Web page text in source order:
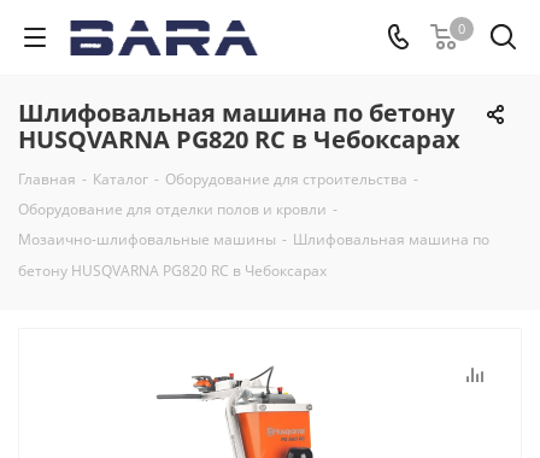
0
Шлифовальная машина по бетону
HUSQVARNA PG820 RC в Чебоксарах
Главная - Каталог - Оборудование для строительства -
Оборудование для отделки полов и кровли -
Мозаично-шлифовальные машины - Шлифовальная машина по
бетону HUSQVARNA PG820 RC в Чебоксарах